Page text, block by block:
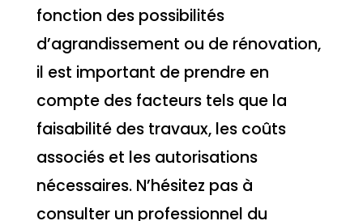
fonction des possibilités
d’agrandissement ou de rénovation,
il est important de prendre en
compte des facteurs tels que la
faisabilité des travaux, les coûts
associés et les autorisations
nécessaires. N’hésitez pas à
consulter un professionnel du